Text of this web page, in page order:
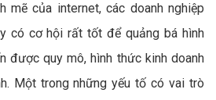
mẽ của internet, các doanh nghiệp
có cơ hội rất tốt để quảng bá hình
được quy mô, hình thức kinh doanh
Một trong những yếu tố có vai trò